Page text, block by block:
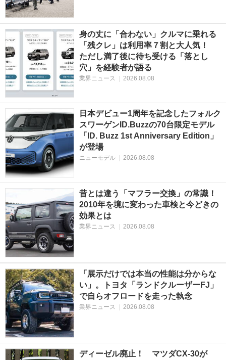
身の丈に「合わない」クルマに乗れる
「残クレ」は利用率７割と大人気！
ただし満了後に待ち受ける「落とし
穴」を経験者が語る
業界ニュース | 2026.08.08
日本デビュー1周年を記念したフォルク
スワーゲンID.Buzzの70台限定モデル
「ID. Buzz 1st Anniversary Edition」
が登場
ニューモデル 2026.08.08
昔とは違う「マフラー交換」の常識！
2010年を境に変わった車検と今どきの
効果とは
業界ニュース 2026.08.08
「展示だけでは本当の性能は分からな
い」。トヨタ「ランドクルーザーFJ」
で自らオフロードを走った執念
業界ニュース 2026.08.08
ディーゼル廃止！ マツダCX-30が